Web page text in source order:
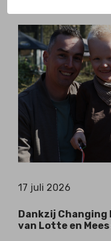
17 juli 2026
Dankzij Changing
van Lotte en